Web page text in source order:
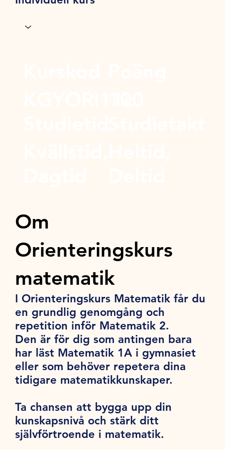
Om
Orienteringskurs
matematik
I Orienteringskurs Matematik får du
en grundlig genomgång och
repetition inför Matematik 2.
Den är för dig som antingen bara
har läst Matematik 1A i gymnasiet
eller som behöver repetera dina
tidigare matematikkunskaper.
Ta chansen att bygga upp din
kunskapsnivå och stärk ditt
självförtroende i matematik.